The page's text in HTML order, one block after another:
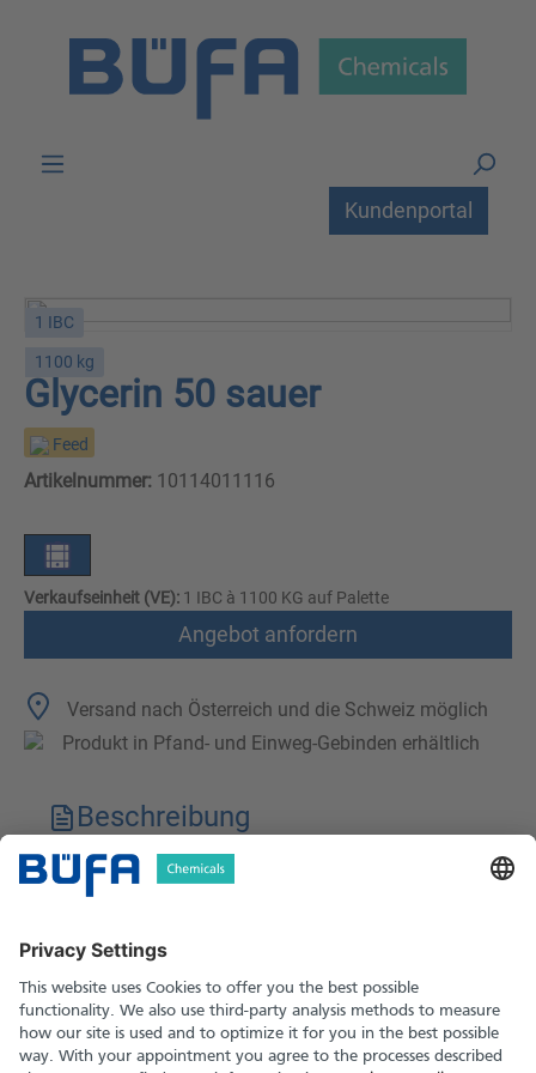
Kundenportal
1 IBC
1100 kg
Glycerin 50 sauer
Feed
Artikelnummer: 10114011116
Verkaufseinheit (VE): 1 IBC à 1100 KG auf Palette
Angebot anfordern
Versand nach Österreich und die Schweiz möglich
Produkt in Pfand- und Einweg-Gebinden erhältlich
Beschreibung
Technische Merkmale
Sicherheitshinweise